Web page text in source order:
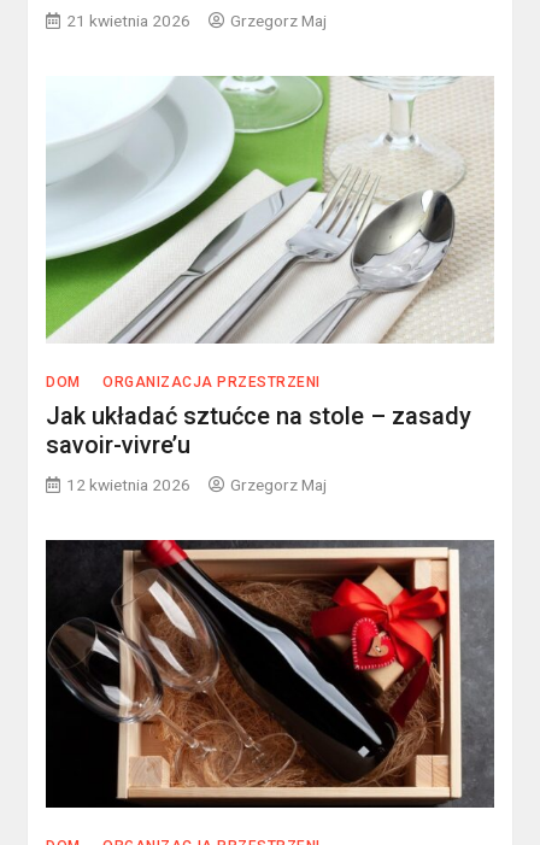
21 kwietnia 2026 Grzegorz Maj
DOM ORGANIZACJA PRZESTRZENI
Jak układać sztućce na stole – zasady
savoir-vivre’u
12 kwietnia 2026 Grzegorz Maj